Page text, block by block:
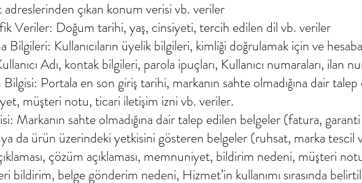
çıkan konum verisi vb. veriler
Veriler: Doğum tarihi, yaş, cinsiyeti, tercih edilen dil vb. veriler
Bilgileri: Kullanıcıların üyelik bilgileri, kimliği doğrulamak için ve
Adı, kontak bilgileri, parola ipuçları, Kullanıcı numaraları, ilan
Portala en son giriş tarihi, markanın sahte olmadığına dair
müşteri notu, ticari iletişim izni vb. veriler.
Markanın sahte olmadığına dair talep edilen belgeler (fatura,
da ürün üzerindeki yetkisini gösteren belgeler (ruhsat, marka tescil
çözüm açıklaması, memnuniyet, bildirim nedeni, müşteri
bildirim, belge gönderim nedeni, Hizmet’in kullanımı sırasında